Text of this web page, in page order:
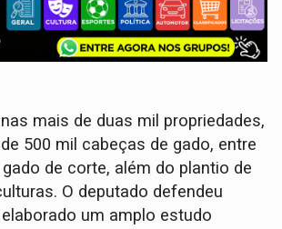
mais de duas mil propriedades,
500 mil cabeças de gado, entre
de corte, além do plantio de
O deputado defendeu
um amplo estudo